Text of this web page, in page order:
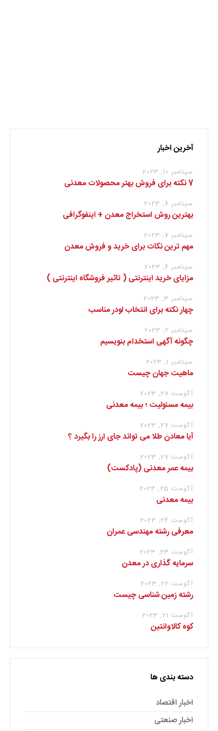
آخرین اخبار
سپتامبر 10, 2023
7 نکته برای فروش بهتر محصولات معدنی
سپتامبر 8, 2023
بهترین روش استخراج معدن + اینفوگرافی
سپتامبر 7, 2023
مهم ترین نکات برای خرید و فروش معدن
سپتامبر 6, 2023
مزایای خرید اینترنتی ( تاثیر فروشگاه اینترنتی )
سپتامبر 3, 2023
چهار نکته برای انتخاب لودر مناسب
سپتامبر 2, 2023
چگونه آگهی استخدام بنویسیم
سپتامبر 1, 2023
ماهیت جهان چیست
آگوست 28, 2023
بیمه مسئولیت ؛ بیمه معدنی
آگوست 27, 2023
آیا معادن طلا می تواند جای ارز را بگیرد ؟
آگوست 27, 2023
بیمه عمر معدنی (پادکست)
آگوست 25, 2023
بیمه معدنی
آگوست 24, 2023
معرفی رشته مهندسی عمران
آگوست 23, 2023
سرمایه گذاری در معدن
آگوست 22, 2023
رشته زمین شناسی چیست
آگوست 21, 2023
کوه کالاوانتین
دسته بندی ها
اخبار اقتصاد
اخبار صنعتی